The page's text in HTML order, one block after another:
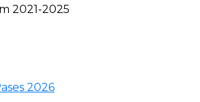
2021-2025
2026